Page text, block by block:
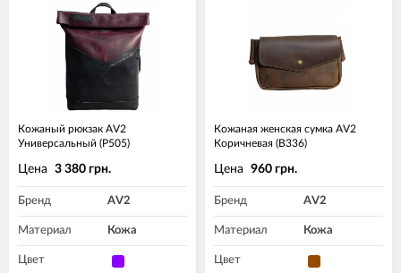
Кожаный рюкзак AV2
Универсальный (P505)
Цена 3 380 грн.
Бренд AV2
Материал Кожа
Цвет
Кожаная женская сумка AV2
Коричневая (B336)
Цена 960 грн.
Бренд AV2
Материал Кожа
Цвет